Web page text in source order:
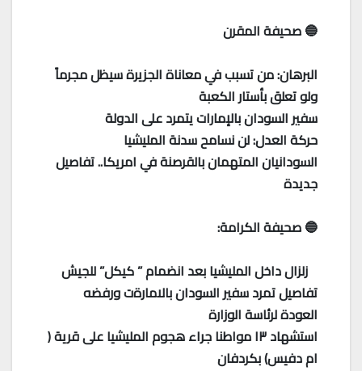
🔵 صحيفة المقرن
البرهان: من تسبب في معاناة الجزيرة سيظل مجرماً
ولو تعلق بأستار الكعبة
سفير السودان بالإمارات يتمرد على الدولة
حركة العدل: لن نسامح سدنة المليشيا
السودانيان المتهمان بالقرصنة في امريكا.. تفاصيل
جديدة
🔵 صحيفة الكرامة:
زلزال داخل المليشيا بعد انضمام ” كيكل” للجيش
تفاصيل تمرد سفير السودان بالامارةت ورفضه
العودة لرئاسة الوزارة
استشهاد ١٣ مواطنا جراء هجوم المليشيا على قرية (
ام دفيس) بكردفان